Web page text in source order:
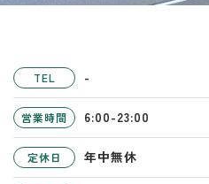
TEL -
営業時間 6:00-23:00
定休日 年中無休